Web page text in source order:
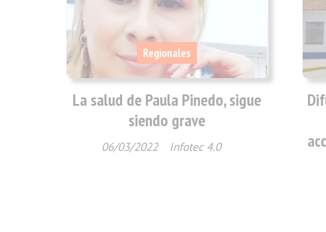
La salud de Paula Pinedo, sigue
siendo grave
Infotec 4.0
Regionales
06/03/2022